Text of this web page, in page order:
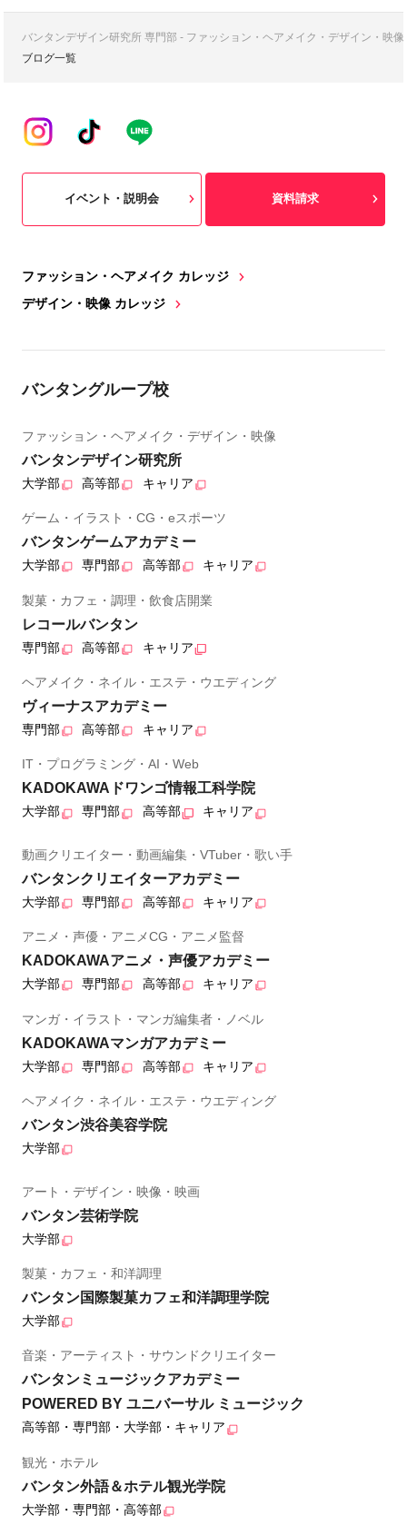
バンタンデザイン研究所 専門部 - ファッション・ヘアメイク・デザイン・映
ブログ一覧
ファッション・ヘアメイク カレッジ
デザイン・映像 カレッジ
イベント・説明会 資料請求
バンタングループ校
ファッション・ヘアメイク・デザイン・映像
バンタンデザイン研究所
大学部 高等部 キャリア
ゲーム・イラスト・CG・eスポーツ
バンタンゲームアカデミー
大学部 専門部 高等部 キャリア
製菓・カフェ・調理・飲食店開業
レコールバンタン
専門部 高等部 キャリア
ヘアメイク・ネイル・エステ・ウエディング
ヴィーナスアカデミー
専門部 高等部 キャリア
IT・プログラミング・AI・Web
KADOKAWAドワンゴ情報工科学院
大学部 専門部 高等部 キャリア
動画クリエイター・動画編集・VTuber・歌い手
バンタンクリエイターアカデミー
大学部 専門部 高等部 キャリア
アニメ・声優・アニメCG・アニメ監督
KADOKAWAアニメ・声優アカデミー
大学部 専門部 高等部 キャリア
マンガ・イラスト・マンガ編集者・ノベル
KADOKAWAマンガアカデミー
大学部 専門部 高等部 キャリア
ヘアメイク・ネイル・エステ・ウエディング
バンタン渋谷美容学院
大学部
アート・デザイン・映像・映画
バンタン芸術学院
大学部
製菓・カフェ・和洋調理
バンタン国際製菓カフェ和洋調理学院
大学部
音楽・アーティスト・サウンドクリエイター
バンタンミュージックアカデミー
POWERED BY ユニバーサル ミュージック
高等部・専門部・大学部・キャリア
観光・ホテル
バンタン外語＆ホテル観光学院
大学部・専門部・高等部